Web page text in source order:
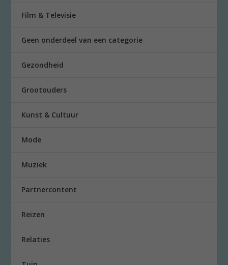
Film & Televisie
Geen onderdeel van een categorie
Gezondheid
Grootouders
Kunst & Cultuur
Mode
Muziek
Partnercontent
Reizen
Relaties